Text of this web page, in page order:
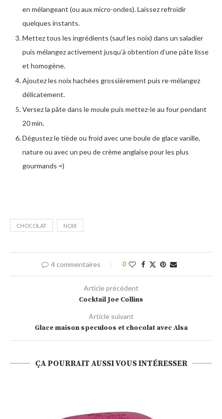
en mélangeant (ou aux micro-ondes). Laissez refroidir
quelques instants.
Mettez tous les ingrédients (sauf les noix) dans un saladier
puis mélangez activement jusqu’à obtention d’une pâte lisse
et homogène.
Ajoutez les noix hachées grossièrement puis re-mélangez
délicatement.
Versez la pâte dans le moule puis mettez-le au four pendant
20 min.
Dégustez le tiède ou froid avec une boule de glace vanille,
nature ou avec un peu de crème anglaise pour les plus
gourmands =)
CHOCOLAT NOIX
4 commentaires 0
Article précédent
Cocktail Joe Collins
Article suivant
Glace maison speculoos et chocolat avec Alsa
ÇA POURRAIT AUSSI VOUS INTÉRESSER